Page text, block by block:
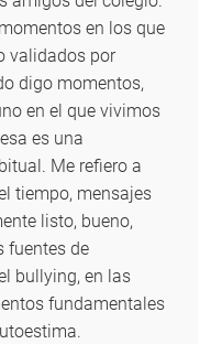
en los que
validados por
digo momentos,
en el que vivimos
es una
Me refiero a
tiempo, mensajes
listo, bueno,
fuentes de
bullying, en las
fundamentales